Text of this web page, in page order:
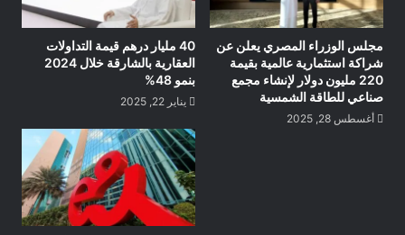
مجلس الوزراء المصري يعلن عن
شراكة استثمارية عالمية بقيمة
220 مليون دولار لإنشاء مجمع
صناعي للطاقة الشمسية
أغسطس 28, 2025
40 مليار درهم قيمة التداولات
العقارية بالشارقة خلال 2024
بنمو 48%
يناير 22, 2025